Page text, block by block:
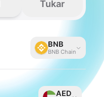
Tukar
BNB
BNB Chain
AED